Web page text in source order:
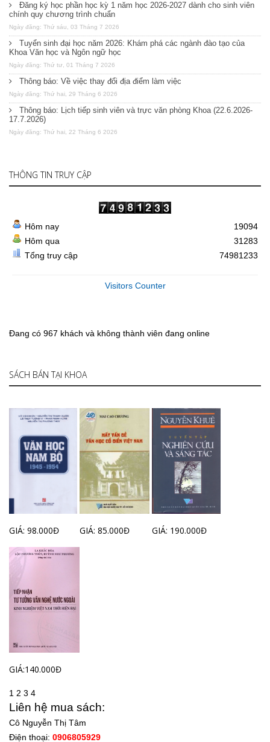
Đăng ký học phần học kỳ 1 năm học 2026-2027 dành cho sinh viên
chính quy chương trình chuẩn
Ngày đăng: Thứ sáu, 03 Tháng 7 2026
Tuyển sinh đại học năm 2026: Khám phá các ngành đào tạo của
Khoa Văn học và Ngôn ngữ học
Ngày đăng: Thứ tư, 01 Tháng 7 2026
Thông báo: Về việc thay đổi địa điểm làm việc
Ngày đăng: Thứ hai, 29 Tháng 6 2026
Thông báo: Lịch tiếp sinh viên và trực văn phòng Khoa (22.6.2026-
17.7.2026)
Ngày đăng: Thứ hai, 22 Tháng 6 2026
THÔNG TIN TRUY CẬP
Hôm nay
Hôm qua
Tổng truy cập
19094
31283
74981233
Visitors Counter
Đang có 967 khách và không thành viên đang online
SÁCH BÁN TẠI KHOA
GIÁ: 98.000Đ GIÁ: 85.000Đ GIÁ: 190.000Đ
GIÁ:140.000Đ
1 2 3 4
Liên hệ mua sách:
Cô Nguyễn Thị Tâm
Điện thoại: 0906805929